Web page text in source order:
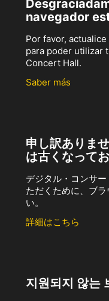
navegador
Por favor,
para poder utilizar
Concert Hall.
Saber más
申し訳ありま
は古くなって
デジタル・コンサ
ただくために、ブ
い。
詳細はこちら
지원되지 않는